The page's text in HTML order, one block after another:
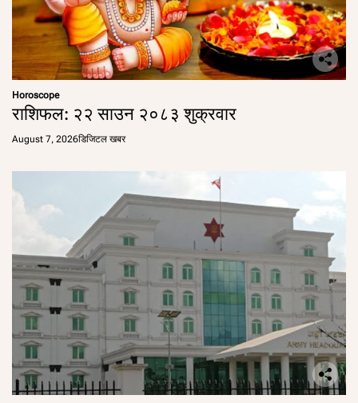
Horoscope
राशिफल: २२ साउन २०८३ शुक्रवार
August 7, 2026डिजिटल खबर